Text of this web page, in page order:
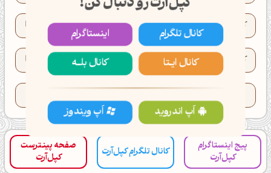
کد XYZ رنگ: XYZ(59.5, 64.4, 30.8)
کد HWB رنگ: HWB(48°, 51%, 10%)
پیج اینستاگرام
کپل‌آرت
کانال تلگرام کپل‌آرت
صفحه پینترست
کپل‌آرت
کانال تلگرام
اینستاگرام
کانال ایــتا
کانال بلـــه
اَپ اندروید اَپ ویندوز